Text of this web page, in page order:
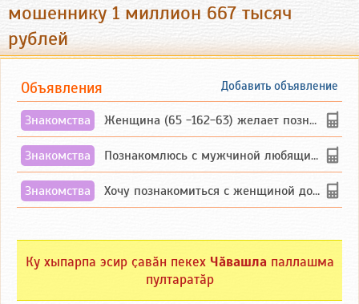
мошеннику 1 миллион 667 тысяч
рублей
Добавить объявление
Объявления
Знакомства Женщина (65 -162-63) желает познакомиться с одиноким, добродушным, без вредных ...
Знакомства Познакомлюсь с мужчиной любящим танцевать и петь на родном чувашском языке
Знакомства Хочу познакомиться с женщиной до 55 лет чувашской или русской национальности дл...
Ку хыпарпа эсир ҫавӑн пекех Чӑвашла паллашма
пултаратӑр